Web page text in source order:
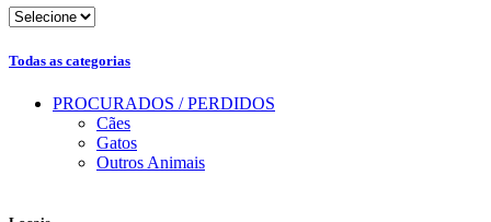
Todas as categorias
PROCURADOS / PERDIDOS
Cães
Gatos
Outros Animais